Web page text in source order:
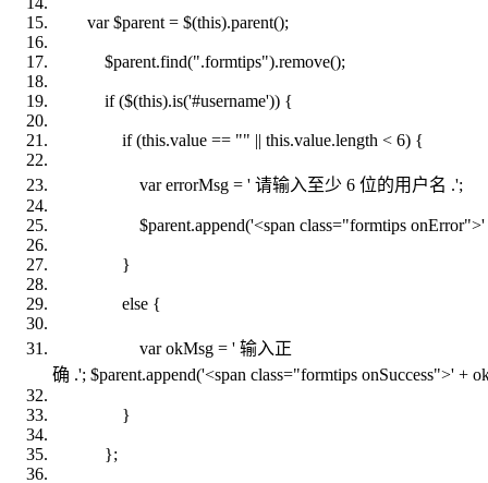
var$parent = $(this).parent();
$parent.find(".formtips").remove();
if($(this).is('#username')) {
if(this.value == "" || this.value.length < 6) {
varerrorMsg = ' 请输入至少 6 位的用户名 .';
$parent.append('<span class="formtips onError">'
}
else {
varokMsg = ' 输入正
确 .'; $parent.append('<span class="formtips onSuccess">' +
}
};